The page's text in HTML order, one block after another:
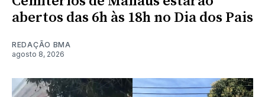
abertos das 6h às 18h no Dia dos Pais
REDAÇÃO BMA
agosto 8, 2026